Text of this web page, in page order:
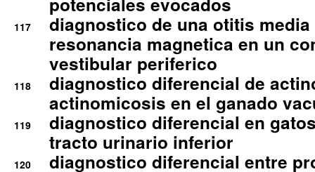
117
diagnostico de una otitis
resonancia magnetica en un
vestibular periferico
118
diagnostico diferencial de
actinomicosis en el ganado
119
diagnostico diferencial en
tracto urinario inferior
120
diagnostico diferencial entre